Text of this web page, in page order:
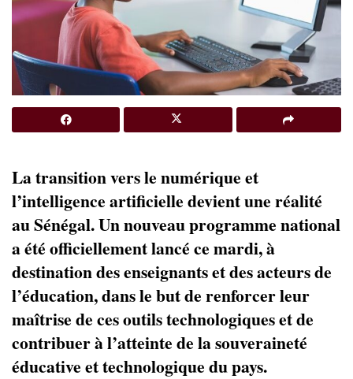
La transition vers le numérique et
l’intelligence artificielle devient une réalité
au Sénégal. Un nouveau programme national
a été officiellement lancé ce mardi, à
destination des enseignants et des acteurs de
l’éducation, dans le but de renforcer leur
maîtrise de ces outils technologiques et de
contribuer à l’atteinte de la souveraineté
éducative et technologique du pays.